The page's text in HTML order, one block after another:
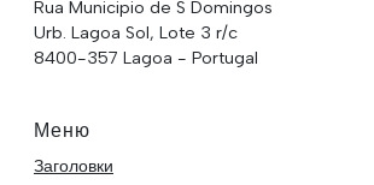
Rua Municipio de S Domingos
Urb. Lagoa Sol, Lote 3 r/c
8400-357 Lagoa - Portugal
Меню
Заголовки